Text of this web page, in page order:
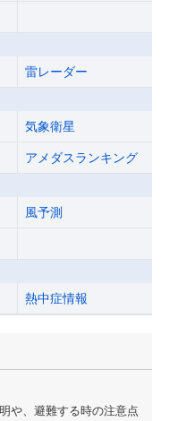
雷レーダー
気象衛星
アメダスランキング
風予測
熱中症情報
や、避難する時の注意点